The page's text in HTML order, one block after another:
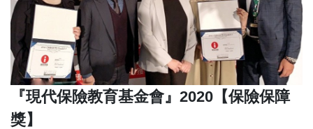
『現代保險教育基金會』2020【保險保障
獎】